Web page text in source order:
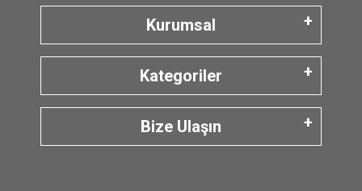
Kurumsal
Kategoriler
Bize Ulaşın